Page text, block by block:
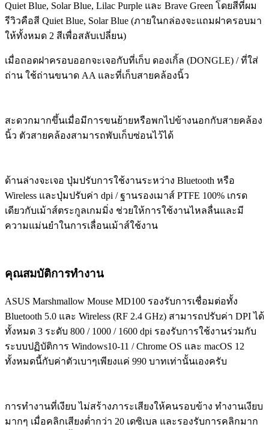
Quiet Blue, Solar Blue, Lilac Purple และ Brave Green โดยสีที่ผม
รีวิวคือสี Quiet Blue, Solar Blue (ภายในกล่องจะแถมฝาครอบมา
ให้ทั้งหมด 2 สีเพื่อสลับเปลี่ยน)
เมื่อถอดฝาครอบออกจะเจอกับที่เก็บ ดองเกิ้ล (DONGLE) / ที่ใส่
ถ่าน ใช้ถ่านขนาด AA และที่เก็บสายคล้องนิ้ว
สะดวกมากขึ้นเมื่อมีการขนย้ายหรือพกไปข้างนอกกับสายคล้อง
นิ้ว ตัวสายคล้องสามารถพับเก็บซ่อนไว้ได้
ด้านล่างจะเจอ ปุ่มปรับการใช้งานระหว่าง Bluetooth หรือ
Wireless และปุ่มปรับค่า dpi / ฐานรองเมาส์ PTFE 100% เกรด
เดียวกับเม้าส์ตระกูลเกมมิ่ง ช่วยให้การใช้งานไหลลื่นและมี
ความแม่นยำในการเลื่อนเม้าส์ใช้งาน
คุณสมบัติการทำงาน
ASUS Marshmallow Mouse MD100 รองรับการเชื่อมต่อทั้ง
Bluetooth 5.0 และ Wireless (RF 2.4 GHz) สามารถปรับค่า DPI ได้
ทั้งหมด 3 ระดับ 800 / 1000 / 1600 dpi รองรับการใช้งานร่วมกับ
ระบบปฏิบัติการ Windows10-11 / Chrome OS และ macOS 12
ทั้งหมดนี้กับค่าตัวเบาๆเพียงแค่ 990 บาทเท่านั้นเองครับ
การทำงานที่เงียบ ไม่สร้างภาระเสียงให้คนรอบข้าง ทำงานเงียบ
มากๆ เมื่อคลิกเสียงต่ำกว่า 20 เดซิเบล และรองรับการคลิกมาก